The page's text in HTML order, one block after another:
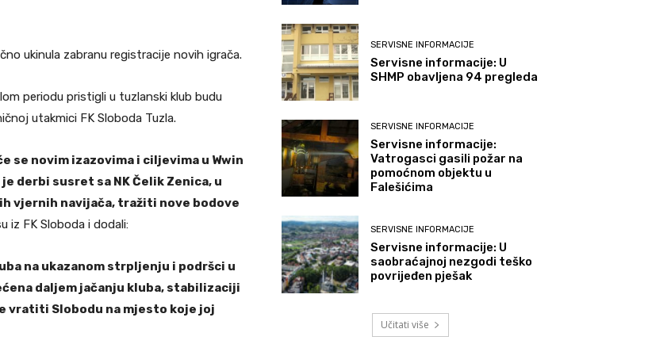
ukinula zabranu registracije novih igrača.
periodu pristigli u tuzlanski klub budu
utakmici FK Sloboda Tuzla.
se novim izazovima i ciljevima u Wwin
derbi susret sa NK Čelik Zenica, u
vjernih navijača, tražiti nove bodove
iz FK Sloboda i dodali:
na ukazanom strpljenju i podršci u
daljem jačanju kluba, stabilizaciji
vratiti Slobodu na mjesto koje joj
SERVISNE INFORMACIJE
Servisne informacije: U
SHMP obavljena 94 pregleda
SERVISNE INFORMACIJE
Servisne informacije:
Vatrogasci gasili požar na
pomoćnom objektu u
Falešićima
SERVISNE INFORMACIJE
Servisne informacije: U
saobraćajnoj nezgodi teško
povrijeđen pješak
Učitati više